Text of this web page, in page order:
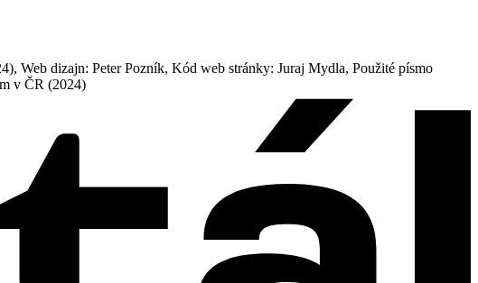
Web dizajn: Peter Pozník, Kód web stránky: Juraj Mydla, Použité písmo
v ČR (2024)